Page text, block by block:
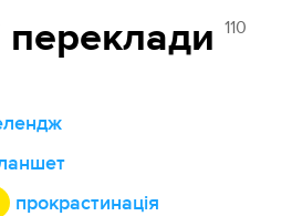
переклади 110
прокрастинація